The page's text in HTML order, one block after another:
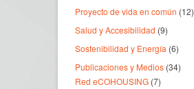
Proyecto de vida en común (12)
Salud y Accesibilidad (9)
Sostenibilidad y Energía (6)
Publicaciones y Medios (34)
Red eCOHOUSING (7)